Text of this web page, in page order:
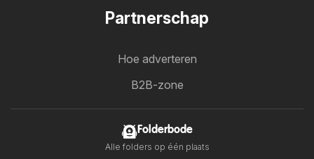
Partnerschap
Hoe adverteren
B2B-zone
Folderbode
Alle folders op één plaats